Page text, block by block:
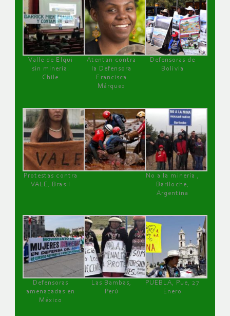
Valle de Elqui
sin minería.
Chile
Atentan contra
la Defensora
Francisca
Márquez
Defensoras de
Bolivia
Protestas contra
VALE, Brasil
No a la minería ,
Bariloche,
Argentina
Defensoras
amenazadas en
México
Las Bambas,
Perú
PUEBLA, Pue, 27
Enero